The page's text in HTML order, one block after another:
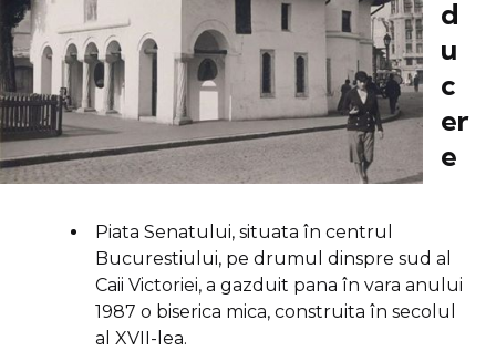
d
u
c
er
e
Piata Senatului, situata în centrul
Bucurestiului, pe drumul dinspre sud al
Caii Victoriei, a gazduit pana în vara anului
1987 o biserica mica, construita în secolul
al XVII-lea.